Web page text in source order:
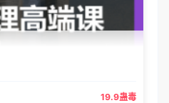
索赔视频教程
19.9蛊毒